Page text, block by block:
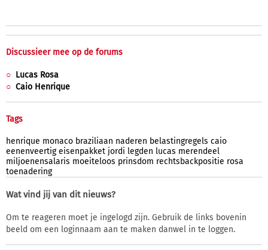
Discussieer mee op de forums
Lucas Rosa
Caio Henrique
Tags
henrique monaco braziliaan naderen belastingregels caio
eenenveertig eisenpakket jordi legden lucas merendeel
miljoenensalaris moeiteloos prinsdom rechtsbackpositie rosa
toenadering
Wat vind jij van dit nieuws?
Om te reageren moet je ingelogd zijn. Gebruik de links bovenin
beeld om een loginnaam aan te maken danwel in te loggen.